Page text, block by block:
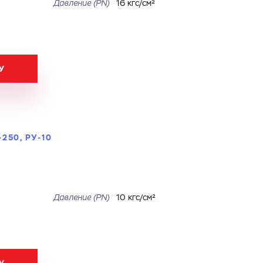
Давление (PN)
16 кгс/см²
РУ-10
Давление (PN)
10 кгс/см²